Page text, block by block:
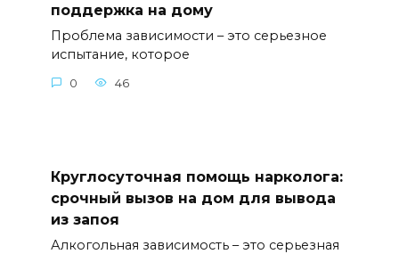
поддержка на дому
Проблема зависимости – это серьезное
испытание, которое
0 46
Круглосуточная помощь нарколога:
срочный вызов на дом для вывода
из запоя
Алкогольная зависимость – это серьезная